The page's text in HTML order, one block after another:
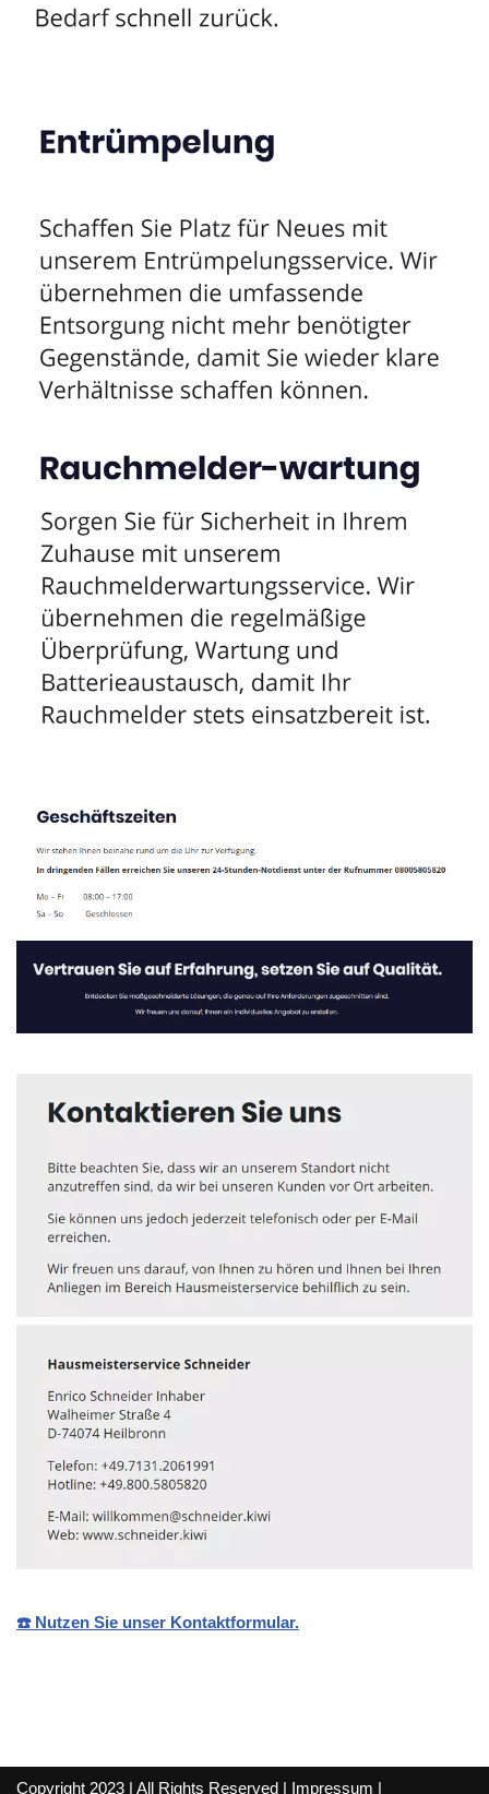
☎️ Nutzen Sie unser Kontaktformular.
Copyright 2023 | All Rights Reserved | Impressum |